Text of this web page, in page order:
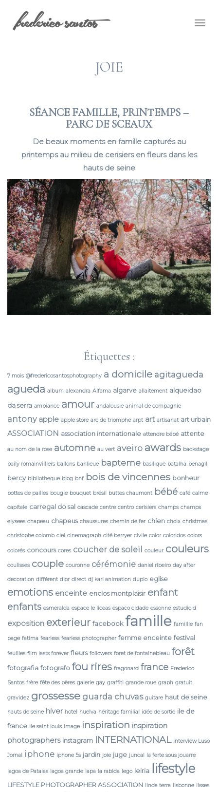
JOIE
SÉANCE FAMILLE, PRINTEMPS –
PARC DE SCEAUX
De beaux moments en famille capturés au
printemps au milieu de cerisiers en fleurs dans les
hauts de seine
Étiquettes :
7 mois @fredericosantosphotography a domicile agitagueda
agueda album alexandra Alfama algarve allaitement alqueidao
da serra ambiance amour andalousie animal de compagnie
antony apple apple store arc de triomphe arpt art artisanat art urbain
ASSOCIATION association internationale attendre bébé attente
au nom de la rose automne au vert aveiro awards backstage
baily romainvilliers ballons banlieue bapteme basilique batalha benagil
bercy bibliotheque blog bnf bois de vincennes bonheur
bottes de pailles bougie bouquet brésil buttes chaumont bébé café calme
capitale carregal do sal cascade centre centro cerisiers champs champs
elysees chapeau chapeus chaussures chemin de fer chien choix christmas
christophe colomb ciel cinemagraph cité berryer civile color coloridos colors
colorés concours cores coucher de soleil couleur couleurs
coulisses couple couronne cérémonie daniel ribeiro day after
decoration différent dior direct dj karl animation duplo eglise
emotions enceinte enclos montplaisir enfant
enfants esmeralda espace le liceas espaco cidade essonne estudio d
exposition exterieur facebook famille famillle fan
page fatima fearless fearless photographer femme enceinte festival
feuilles film lasts forever fleurs followers foret de fontainebleau forêt
fotografia fotografo fou rires fragonard france Frederico
Santos frère fête des pères galerie gay graffiti grande roue graph gratuit
gravidez grossesse guarda chuvas guitare haut de seine
hauts de seine hiver hotel huelva héritage familial idée de sortie ile de
france ile saint louis image inspiration inspiration
photographers instagram INTERNATIONAL interview Luso
Jornal iphone iphone 5s jardin joie juge juncal la ferte sous jouarre
lagoa de Pataias lagoa grande lapa la rabida lego leiria lifestyle
LIFESTYLE PHOTOGRAPHER ASSOCIATION linda terra lisbonne lisses